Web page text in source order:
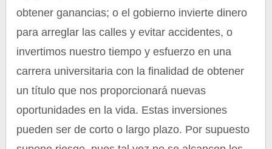
obtener ganancias; o el gobierno invierte dinero
para arreglar las calles y evitar accidentes, o
invertimos nuestro tiempo y esfuerzo en una
carrera universitaria con la finalidad de obtener
un título que nos proporcionará nuevas
oportunidades en la vida. Estas inversiones
pueden ser de corto o largo plazo. Por supuesto